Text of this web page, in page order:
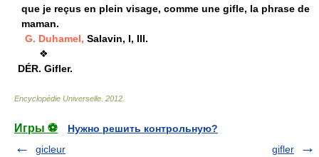
que je reçus en plein visage, comme une gifle, la phrase de
maman.
G. Duhamel, Salavin, I, III.
❖
DÉR. Gifler.
Encyclopédie Universelle 2012
Игры ⚽
Нужно решить контрольную?
gicleur
gifler